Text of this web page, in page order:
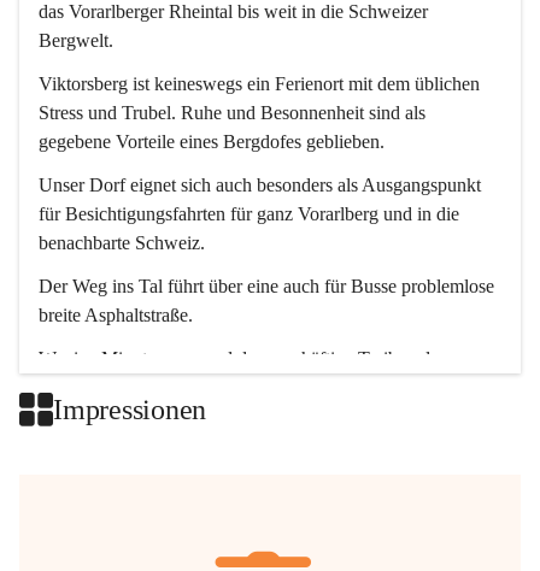
das Vorarlberger Rheintal bis weit in die Schweizer
Bergwelt.
Viktorsberg ist keineswegs ein Ferienort mit dem üblichen
Stress und Trubel. Ruhe und Besonnenheit sind als
gegebene Vorteile eines Bergdofes geblieben.
Unser Dorf eignet sich auch besonders als Ausgangspunkt
für Besichtigungsfahrten für ganz Vorarlberg und in die
benachbarte Schweiz.
Der Weg ins Tal führt über eine auch für Busse problemlose
breite Asphaltstraße.
Wenige Minuten nur, und das geschäftige Treiben der
Impressionen